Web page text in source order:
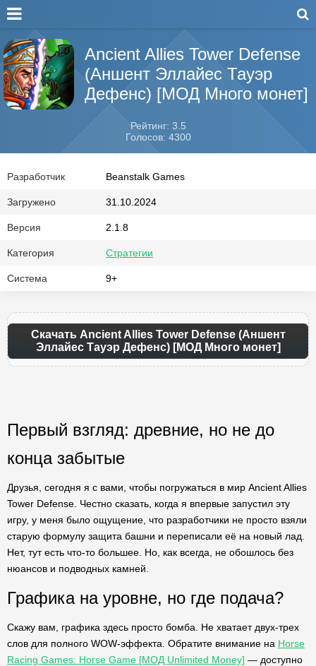
Ancient Allies Tower Defense
(Аншент Эллайес Тауэр
Дефенс) [МОД Много монет]
Рейтинг: 3.5
Голосов: 4300
Разработчик Beanstalk Games
Загружено 31.10.2024
Версия 2.1.8
Категория Стратегии
Система 9+
Скачать Ancient Allies Tower Defense (Аншент
Эллайес Тауэр Дефенс) [МОД Много монет]
Первый взгляд: древние, но не до
конца забытые
Друзья, сегодня я с вами, чтобы погружаться в мир Ancient Allies
Tower Defense. Честно сказать, когда я впервые запустил эту
игру, у меня было ощущение, что разработчики не просто взяли
старую формулу защита башни и переписали её на новый лад.
Нет, тут есть что-то большее. Но, как всегда, не обошлось без
нюансов и подводных камней.
Графика на уровне, но где подача?
Скажу вам, графика здесь просто бомба. Не хватает двух-трех
слов для полного WOW-эффекта. Обратите внимание на Horse
Racing Games: Horse Game [МОД Unlimited Money] — доступно